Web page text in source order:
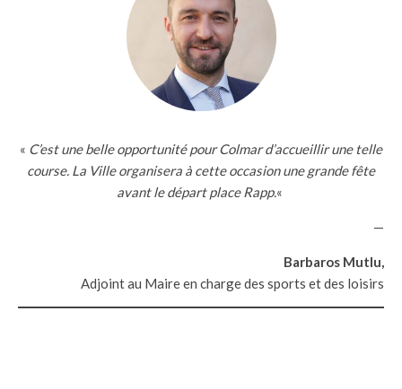
« C’est une belle opportunité pour Colmar d’accueillir une telle
course. La Ville organisera à cette occasion une grande fête
avant le départ place Rapp.«
—
Barbaros Mutlu,
Adjoint au Maire en charge des sports et des loisirs